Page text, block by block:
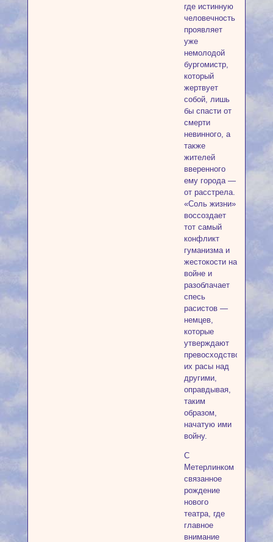
где истинную
человечность
проявляет
уже
немолодой
бургомистр,
который
жертвует
собой, лишь
бы спасти от
смерти
невинного, а
также
жителей
вверенного
ему города —
от расстрела.
«Соль жизни»
воссоздает
тот самый
конфликт
гуманизма и
жестокости на
войне и
разоблачает
спесь
расистов —
немцев,
которые
утверждают
превосходство
их расы над
другими,
оправдывая,
таким
образом,
начатую ими
войну.
С
Метерлинком
связанное
рождение
нового
театра, где
главное
внимание